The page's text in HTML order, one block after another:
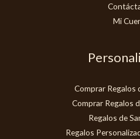
Mi
Comprar Regalos
Comprar Regalos
Regalos de
Regalos